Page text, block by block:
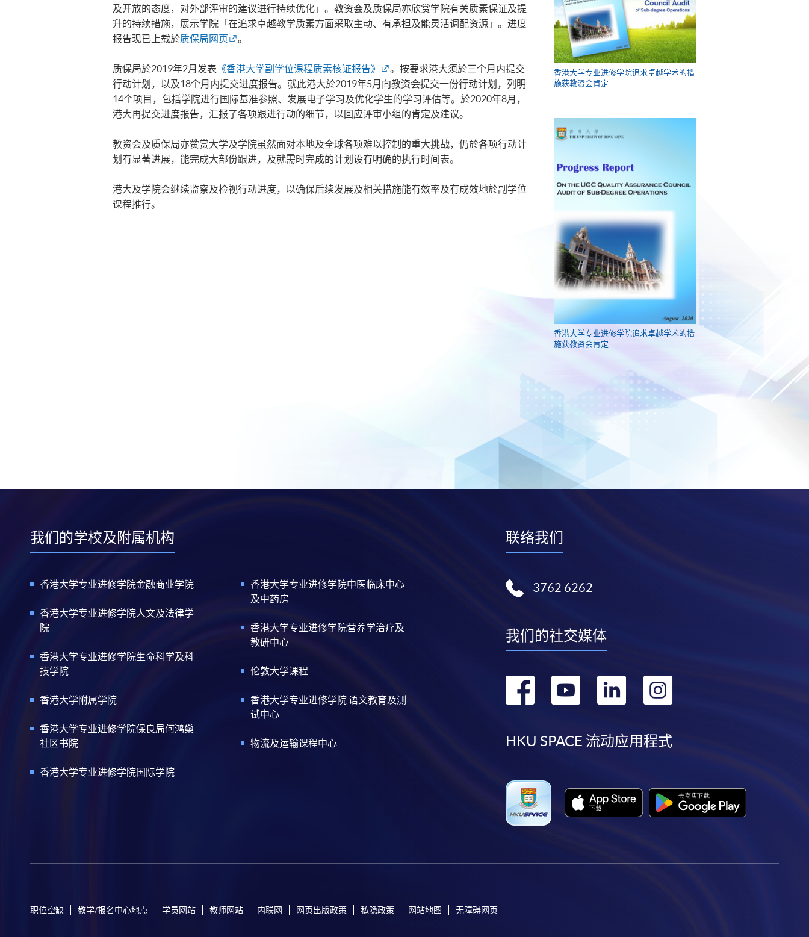
香港大学专业进修学院追求卓越学术的措
施获教资会肯定
香港大学专业进修学院追求卓越学术的措
施获教资会肯定
及开放的态度，对外部评审的建议进行持续优化」。教资会及质保局亦欣赏学院有关质素保证及提
升的持续措施，展示学院「在追求卓越教学质素方面采取主动、有承担及能灵活调配资源」。进度
报告现已上载於质保局网页 。
质保局於2019年2月发表 《香港大学副学位课程质素核证报告》
。按要求港大须於三个月内提交
行动计划，以及18个月内提交进度报告。就此港大於2019年5月向教资会提交一份行动计划，列明
14个项目，包括学院进行国际基准参照、发展电子学习及优化学生的学习评估等。於2020年8月，
港大再提交进度报告，汇报了各项跟进行动的细节，以回应评审小组的肯定及建议。
教资会及质保局亦赞赏大学及学院虽然面对本地及全球各项难以控制的重大挑战，仍於各项行动计
划有显著进展，能完成大部份跟进，及就需时完成的计划设有明确的执行时间表。
港大及学院会继续监察及检视行动进度，以确保后续发展及相关措施能有效率及有成效地於副学位
课程推行。
我们的学校及附属机构
香港大学专业进修学院金融商业学院
香港大学专业进修学院人文及法律学
院
香港大学专业进修学院生命科学及科
技学院
香港大学附属学院
香港大学专业进修学院保良局何鸿燊
社区书院
香港大学专业进修学院国际学院
香港大学专业进修学院中医临床中心
及中药房
香港大学专业进修学院营养学治疗及
教研中心
伦敦大学课程
香港大学专业进修学院 语文教育及测
试中心
物流及运输课程中心
联络我们
3762 6262
我们的社交媒体
转
facebook
转
youtube
转
linkedin
转
instagram
HKU SPACE 流动应用程式
职位空缺 教学/报名中心地点 学员网站 教师网站 内联网 网页出版政策 私隐政策 网站地图 无障碍网页